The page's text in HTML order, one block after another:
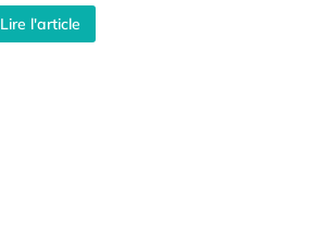
Lire l'article